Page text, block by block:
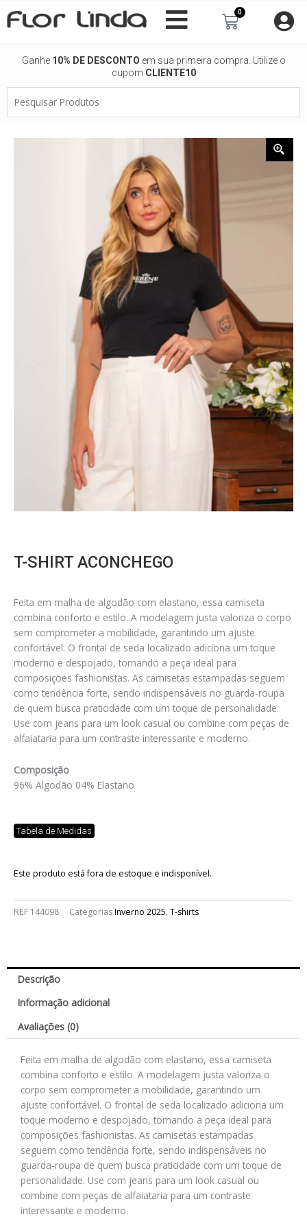
para
0
Carrinho
Ganhe 10% DE DESCONTO em sua primeira compra. Utilize o
cupom CLIENTE10
Produtos
T-SHIRT ACONCHEGO
Feita em malha de algodão com elastano, essa camiseta
combina conforto e estilo. A modelagem justa valoriza o corpo
sem comprometer a mobilidade, garantindo um ajuste
confortável. O frontal de seda localizado adiciona um toque
moderno e despojado, tornando a peça ideal para
composições fashionistas. As camisetas estampadas seguem
como tendência forte, sendo indispensáveis no guarda-roupa
de quem busca praticidade com um toque de personalidade.
Use com jeans para um look casual ou combine com peças de
alfaiataria para um contraste interessante e moderno.
Composição
96% Algodão 04% Elastano
Tabela de Medidas
Este produto está fora de estoque e indisponível.
REF 144098 CategoriasInverno 2025, T-shirts
Descrição
Informação adicional
Avaliações (0)
Feita em malha de algodão com elastano, essa camiseta
combina conforto e estilo. A modelagem justa valoriza o
corpo sem comprometer a mobilidade, garantindo um
ajuste confortável. O frontal de seda localizado adiciona um
toque moderno e despojado, tornando a peça ideal para
composições fashionistas. As camisetas estampadas
seguem como tendência forte, sendo indispensáveis no
guarda-roupa de quem busca praticidade com um toque de
personalidade. Use com jeans para um look casual ou
combine com peças de alfaiataria para um contraste
interessante e moderno.